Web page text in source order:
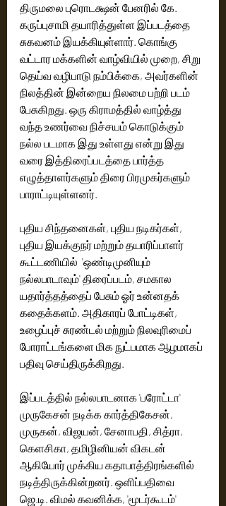
திருமலை புரொடக்ஷன் பேனரில் கே.
கருப்புசாமி தயாரித்துள்ள இப்படத்தை
சுகவனம் இயக்கியுள்ளார். கொங்கு
வட்டார மக்களின் வாழ்வியில் முறை, சிறு
தெய்வ வழிபாடு நம்பிக்கை, அவர்களின்
நிலத்தின் இன்றைய நிலமை பற்றி படம்
பேசுகிறது. ஒரு கிராமத்தில் வாழ்த்து
வந்த உணர்வை நிச்சயம் கொடுக்கும்
நல்ல படமாக இது உள்ளது என்று இது
வரை இத்திரைப்படத்தை பார்த்த
எழுத்தாளர்களும் திரை பிரமுகர்களும்
பாராட்டியுள்ளனர்.
புதிய சிந்தனைகள், புதிய நடிகர்கள்,
புதிய இயக்குநர் மற்றும் தயாரிப்பாளர்
கூட்டணியில்  'ஒண்டிமுனியும்
நல்லபாடாவும்' திரைப்படம், சமகால
யதார்த்தத்தைப் பேசும் ஓர் உன்னதக்
கதைக்களம். அதிகாரப் போட்டிகள்,
உழைப்புச் சுரண்டல் மற்றும் நிலவுரிமைப்
போராட்டங்களை மிக நுட்பமாக ஆழமாகப்
பதிவு செய்திருக்கிறது.
இப்படத்தில் நல்லபாடனாக 'பரோட்டா'
முருகேசன் நடிக்க கார்த்திகேசன்,
முருகன், விஜயன், சேனாபதி, சித்ரா,
கெளசிகா, தமிழினியன் விகடன்
ஆகியோர் முக்கிய கதாபாத்திரங்களில்
நடித்திருக்கின்றனர். ஒளிப்பதிவை
ஜெ.டி. விமல் கவனிக்க, 'மூடர்கூடம்'